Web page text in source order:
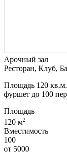
Арочный зал
Ресторан, Клуб,
Площадь 120 кв.м.
фуршет до 100
Площадь
120 м2
Вместимость
100
от 5000